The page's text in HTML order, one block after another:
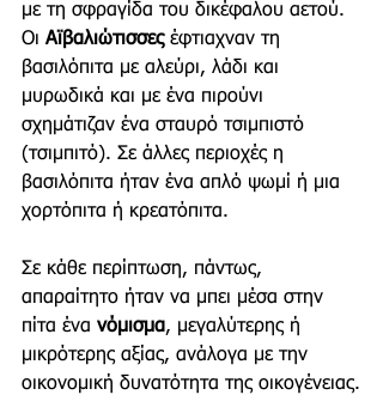
με τη σφραγίδα του δικέφαλου αετού.
Οι Αϊβαλιώτισσες έφτιαχναν τη
βασιλόπιτα με αλεύρι, λάδι και
μυρωδικά και με ένα πιρούνι
σχημάτιζαν ένα σταυρό τσιμπιστό
(τσιμπιτό). Σε άλλες περιοχές η
βασιλόπιτα ήταν ένα απλό ψωμί ή μια
χορτόπιτα ή κρεατόπιτα.
Σε κάθε περίπτωση, πάντως,
απαραίτητο ήταν να μπει μέσα στην
πίτα ένα νόμισμα, μεγαλύτερης ή
μικρότερης αξίας, ανάλογα με την
οικονομική δυνατότητα της οικογένειας.